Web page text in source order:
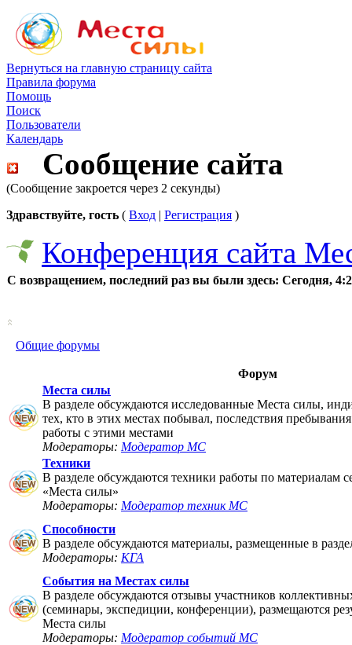
Вернуться на главную страницу сайта
Правила форума
Помощь
Поиск
Пользователи
Календарь
Сообщение сайта
(Сообщение закроется через 2 секунды)
Здравствуйте, гость ( Вход | Регистрация )
Конференция сайта
С возвращением, последний раз вы были здесь: Сегодня,
Общие форумы
Форум
Места силы
В разделе обсуждаются исследованные Места силы,
тех, кто в этих местах побывал, последствия
работы с этими местами
Модераторы: Модератор МС
Техники
В разделе обсуждаются техники работы по материалам
«Места силы»
Модераторы: Модератор техник МС
Способности
В разделе обсуждаются материалы, размещенные в
Модераторы: КГА
События на Местах силы
В разделе обсуждаются отзывы участников
(семинары, экспедиции, конференции), размещаются
Места силы
Модераторы: Модератор событий МС